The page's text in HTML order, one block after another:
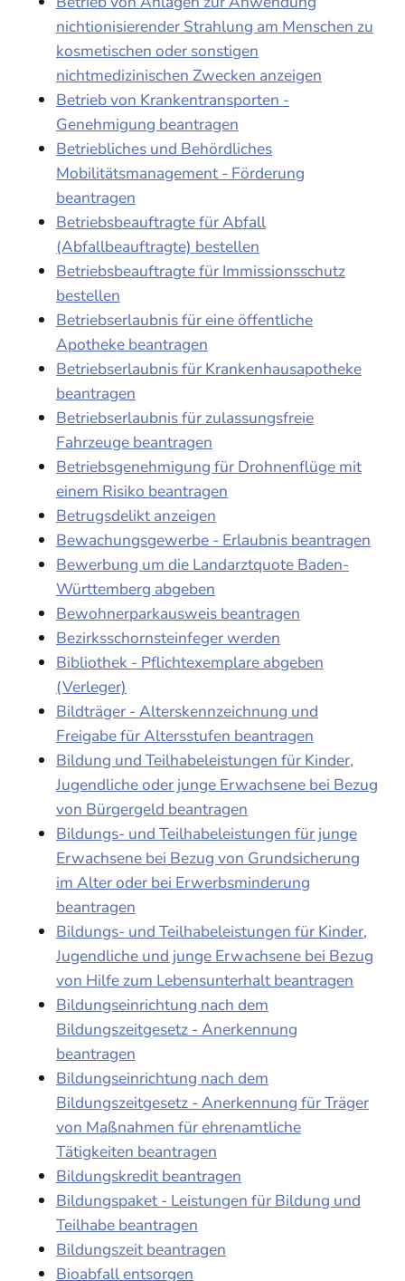
nichtionisierender Strahlung am Menschen zu
kosmetischen oder sonstigen
nichtmedizinischen Zwecken anzeigen
Betrieb von Krankentransporten -
Genehmigung beantragen
Betriebliches und Behördliches
Mobilitätsmanagement - Förderung
beantragen
Betriebsbeauftragte für Abfall
(Abfallbeauftragte) bestellen
Betriebsbeauftragte für Immissionsschutz
bestellen
Betriebserlaubnis für eine öffentliche
Apotheke beantragen
Betriebserlaubnis für Krankenhausapotheke
beantragen
Betriebserlaubnis für zulassungsfreie
Fahrzeuge beantragen
Betriebsgenehmigung für Drohnenflüge mit
einem Risiko beantragen
Betrugsdelikt anzeigen
Bewachungsgewerbe - Erlaubnis beantragen
Bewerbung um die Landarztquote Baden-
Württemberg abgeben
Bewohnerparkausweis beantragen
Bezirksschornsteinfeger werden
Bibliothek - Pflichtexemplare abgeben
(Verleger)
Bildträger - Alterskennzeichnung und
Freigabe für Altersstufen beantragen
Bildung und Teilhabeleistungen für Kinder,
Jugendliche oder junge Erwachsene bei Bezug
von Bürgergeld beantragen
Bildungs- und Teilhabeleistungen für junge
Erwachsene bei Bezug von Grundsicherung
im Alter oder bei Erwerbsminderung
beantragen
Bildungs- und Teilhabeleistungen für Kinder,
Jugendliche und junge Erwachsene bei Bezug
von Hilfe zum Lebensunterhalt beantragen
Bildungseinrichtung nach dem
Bildungszeitgesetz - Anerkennung
beantragen
Bildungseinrichtung nach dem
Bildungszeitgesetz - Anerkennung für Träger
von Maßnahmen für ehrenamtliche
Tätigkeiten beantragen
Bildungskredit beantragen
Bildungspaket - Leistungen für Bildung und
Teilhabe beantragen
Bildungszeit beantragen
Bioabfall entsorgen